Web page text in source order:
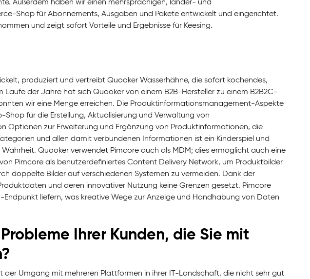
Shop für Abonnements, Ausgaben und Pakete entwickelt und eingerichtet.
und zeigt sofort Vorteile und Ergebnisse für Keesing.
produziert und vertreibt Quooker Wasserhähne, die sofort kochendes,
Laufe der Jahre hat sich Quooker von einem B2B-Hersteller zu einem B2B2C-
wir eine Menge erreichen. Die Produktinformationsmanagement-Aspekte
für die Erstellung, Aktualisierung und Verwaltung von
Optionen zur Erweiterung und Ergänzung von Produktinformationen, die
und allen damit verbundenen Informationen ist ein Kinderspiel und
Quooker verwendet Pimcore auch als MDM; dies ermöglicht auch eine
Pimcore als benutzerdefiniertes Content Delivery Network, um Produktbilder
doppelte Bilder auf verschiedenen Systemen zu vermeiden. Dank der
und deren innovativer Nutzung keine Grenzen gesetzt. Pimcore
liefern, was kreative Wege zur Anzeige und Handhabung von Daten
Ihrer Kunden, die Sie mit
der Umgang mit mehreren Plattformen in ihrer IT-Landschaft, die nicht sehr gut